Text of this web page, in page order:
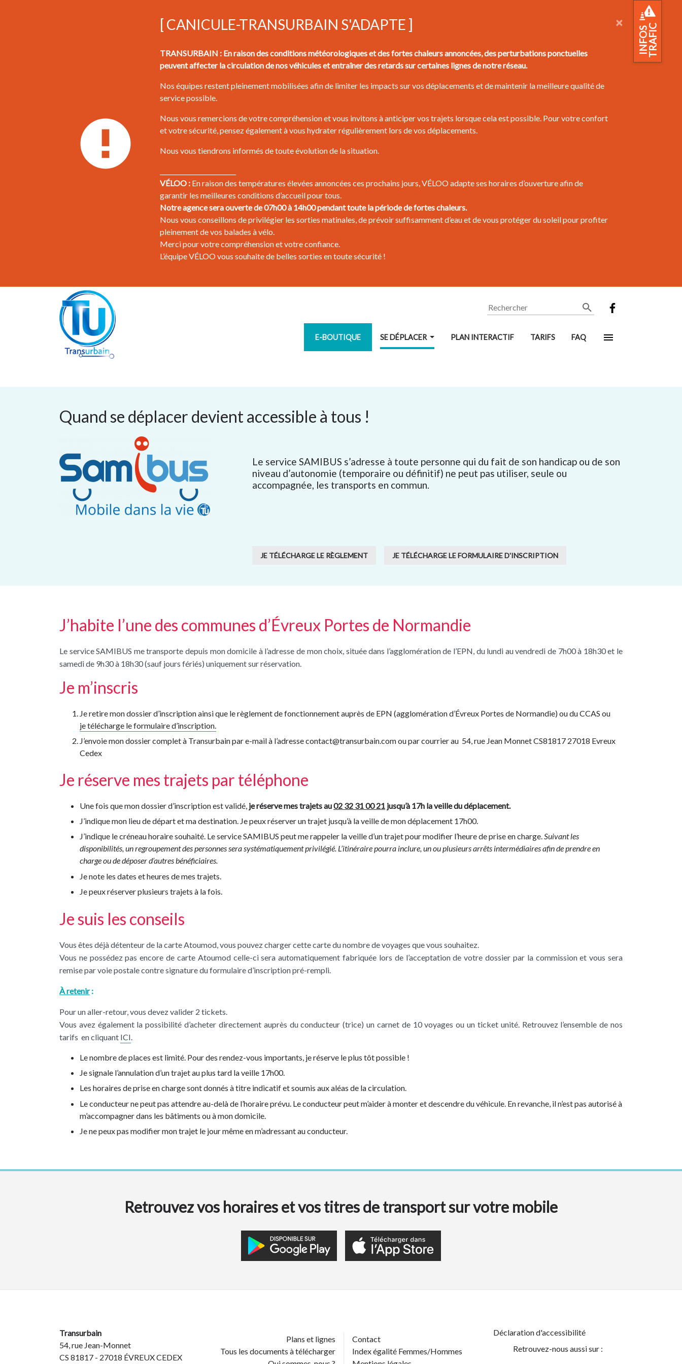
×
[ CANICULE-TRANSURBAIN S'ADAPTE ]
TRANSURBAIN : En raison des conditions météorologiques et des fortes chaleurs annoncées, des perturbations ponctuelles
peuvent affecter la circulation de nos véhicules et entraîner des retards sur certaines lignes de notre réseau.
Nos équipes restent pleinement mobilisées afin de limiter les impacts sur vos déplacements et de maintenir la meilleure qualité de
service possible.
Nous vous remercions de votre compréhension et vous invitons à anticiper vos trajets lorsque cela est possible. Pour votre confort
et votre sécurité, pensez également à vous hydrater régulièrement lors de vos déplacements.
Nous vous tiendrons informés de toute évolution de la situation.
VÉLOO :En raison des températures élevées annoncées ces prochains jours, VÉLOO adapte ses horaires d’ouverture afin de
garantir les meilleures conditions d’accueil pour tous.
Notre agence sera ouverte de 07h00 à 14h00 pendant toute la période de fortes chaleurs.
Nous vous conseillons de privilégier les sorties matinales, de prévoir suffisamment d’eau et de vous protéger du soleil pour profiter
pleinement de vos balades à vélo.
Merci pour votre compréhension et votre confiance.
L’équipe VÉLOO vous souhaite de belles sorties en toute sécurité !
INFOSTRAFIC
Rechercher
E-BOUTIQUE SE DÉPLACER PLAN INTERACTIF TARIFS FAQ
Quand se déplacer devient accessible à tous !
Le service SAMIBUS s’adresse à toute personne qui du fait de son handicap ou de son
niveau d’autonomie (temporaire ou définitif) ne peut pas utiliser, seule ou
accompagnée, les transports en commun.
JE TÉLÉCHARGE LE RÈGLEMENT JE TÉLÉCHARGE LE FORMULAIRE D'INSCRIPTION
J’habite l’une des communes d’Évreux Portes de Normandie
Le service SAMIBUS me transporte depuis mon domicile à l’adresse de mon choix, située dans l’agglomération de l’EPN, du lundi au vendredi de 7h00 à 18h30 et le
samedi de 9h30 à 18h30 (sauf jours fériés) uniquement sur réservation.
Je m’inscris
Je retire mon dossier d’inscription ainsi que le règlement de fonctionnement auprès de EPN (agglomération d’Évreux Portes de Normandie) ou du CCAS ou
je télécharge le formulaire d’inscription.
J’envoie mon dossier complet à Transurbain par e-mail à l’adresse contact@transurbain.com ou par courrier au 54, rue Jean Monnet CS81817 27018 Evreux
Cedex
Je réserve mes trajets par téléphone
Une fois que mon dossier d’inscription est validé, je réserve mes trajets au02 32 31 00 21 jusqu’à 17h la veille du déplacement.
J’indique mon lieu de départ et ma destination. Je peux réserver un trajet jusqu’à la veille de mon déplacement 17h00.
J’indique le créneau horaire souhaité. Le service SAMIBUS peut me rappeler la veille d’un trajet pour modifier l’heure de prise en charge.Suivant les
disponibilités, un regroupement des personnes sera systématiquement privilégié. L’itinéraire pourra inclure, un ou plusieurs arrêts intermédiaires afin de prendre en
charge ou de déposer d’autres bénéficiaires.
Je note les dates et heures de mes trajets.
Je peux réserver plusieurs trajets à la fois.
Je suis les conseils
Vous êtes déjà détenteur de la carte Atoumod, vous pouvez charger cette carte du nombre de voyages que vous souhaitez.
Vous ne possédez pas encore de carte Atoumod celle-ci sera automatiquement fabriquée lors de l’acceptation de votre dossier par la commission et vous sera
remise par voie postale contre signature du formulaire d’inscription pré-rempli.
À retenir:
Pour un aller-retour, vous devez valider 2 tickets.
Vous avez également la possibilité d’acheter directement auprès du conducteur (trice) un carnet de 10 voyages ou un ticket unité. Retrouvez l’ensemble de nos
tarifs en cliquant ICI
Le nombre de places est limité. Pour des rendez-vous importants, je réserve le plus tôt possible !
Je signale l’annulation d’un trajet au plus tard la veille 17h00.
Les horaires de prise en charge sont donnés à titre indicatif et soumis aux aléas de la circulation.
Le conducteur ne peut pas attendre au-delà de l’horaire prévu. Le conducteur peut m’aider à monter et descendre du véhicule. En revanche, il n’est pas autorisé à
m’accompagner dans les bâtiments ou à mon domicile.
Je ne peux pas modifier mon trajet le jour même en m’adressant au conducteur.
Retrouvez vos horaires et vos titres de transport sur votre mobile
Transurbain
54, rue Jean-Monnet
CS 81817 - 27018 ÉVREUX CEDEX
Plans et lignes
Tous les documents à télécharger
Contact
Index égalité Femmes/Hommes
Déclaration d'accessibilité
Retrouvez-nous aussi sur :